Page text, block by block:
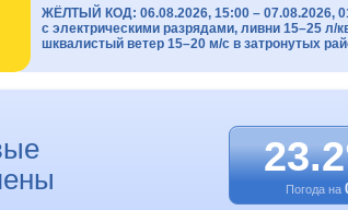
ЖЁЛТЫЙ КОД: 06.08.2026, 15:00 – 07.08.2026,
с электрическими разрядами, ливни 15–25 л/
шквалистый ветер 15–20 м/с в затронутых
Погода на